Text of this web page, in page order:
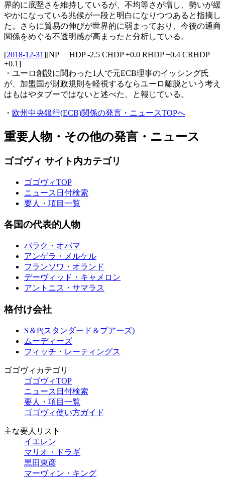
界的に底堅さを維持しているが、不均等さが増し、勢いが緩
やかになっている兆候が一段と明白になりつつあると指摘し
た。さらに貿易の伸びが世界的に弱まっており、今後の通商
関係をめぐる不透明感が高まったと分析している。
[2018-12-31][NP HDP -2.5 CHDP +0.0 RHDP +0.4 CRHDP
+0.1]
・ユーロ創設に関わった1人で元ECB理事のイッシング氏
が、加盟国が財政規則を軽視するならユーロ離脱という考え
はもはやタブーではないと述べた、と報じている。
・ 欧州中央銀行(ECB)関係の発言・ニュースTOPへ
重要人物・その他の発言・ニュース
ゴゴヴィ サイト内カテゴリ
ゴゴヴィTOP
ニュース日付検索
要人・項目一覧
各国の代表的人物
バラク・オバマ
アンゲラ・メルケル
フランソワ・オランド
デーヴィッド・キャメロン
アントニス・サマラス
格付け会社
S＆P(スタンダード＆プアーズ)
ムーディーズ
フィッチ・レーティングス
ゴゴヴィカテゴリ
ゴゴヴィTOP
ニュース日付検索
要人・項目一覧
ゴゴヴィ使い方ガイド
主な要人リスト
イエレン
マリオ・ドラギ
黒田東彦
マーヴィン・キング